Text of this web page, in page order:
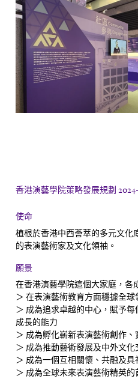
香港演藝學院策略發展規劃
使命
植根於香港中西薈萃的多元文化
的表演藝術家及文化領袖。
願景
在香港演藝學院這個大家庭，各
＞ 在表演藝術教育方面穩據全球
＞ 成為追求卓越的中心，賦予
成長的能力
＞ 成為孵化嶄新表演藝術創作
＞ 成為推動藝術發展及中外文
＞ 成為一個互相關懷、共融及
＞ 成為全球未來表演藝術精英的